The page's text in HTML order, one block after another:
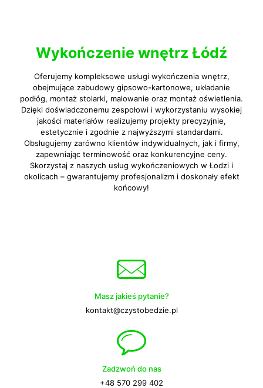
Wykończenie wnętrz Łódź
Oferujemy kompleksowe usługi wykończenia wnętrz,
obejmujące zabudowy gipsowo-kartonowe, układanie
podłóg, montaż stolarki, malowanie oraz montaż oświetlenia.
Dzięki doświadczonemu zespołowi i wykorzystaniu wysokiej
jakości materiałów realizujemy projekty precyzyjnie,
estetycznie i zgodnie z najwyższymi standardami.
Obsługujemy zarówno klientów indywidualnych, jak i firmy,
zapewniając terminowość oraz konkurencyjne ceny.
Skorzystaj z naszych usług wykończeniowych w Łodzi i
okolicach – gwarantujemy profesjonalizm i doskonały efekt
końcowy!
Masz jakieś pytanie?
kontakt@czystobedzie.pl
Zadzwoń do nas
+48 570 299 402